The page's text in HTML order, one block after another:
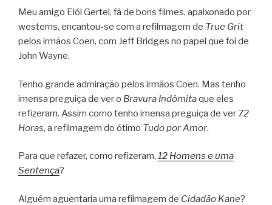
Meu amigo Elói Gertel, fâ de bons filmes, apaixonado por
westerns, encantou-se com a refilmagem de True Grit
pelos irmãos Coen, com Jeff Bridges no papel que foi de
John Wayne.
Tenho grande admiração pelos irmãos Coen. Mas tenho
imensa preguiça de ver o Bravura Indômitaque eles
refizeram. Assim como tenho imensa preguiça de ver 72
Horas, a refilmagem do ótimo Tudo por Amor.
Para que refazer, como refizeram, 12 Homens e uma
Sentença?
Alguém aguentaria uma refilmagem de Cidadão Kane?